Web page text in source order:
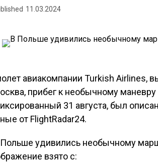
11.03.2024
авиакомпании Turkish Airlines,
прибег к необычному
31 августа, был
от FlightRadar24.
взято с: